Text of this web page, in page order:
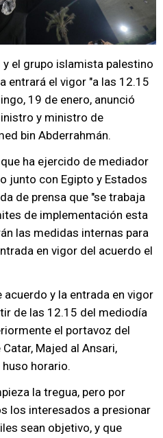
el grupo islamista palestino
entrará el vigor "a las 12.15
19 de enero, anunció
y ministro de
bin Abderrahmán.
ha ejercido de mediador
junto con Egipto y Estados
de prensa que "se trabaja
de implementación esta
las medidas internas para
en vigor del acuerdo el
y la entrada en vigor
de las 12.15 del mediodía
el portavoz del
Majed al Ansari,
horario.
la tregua, pero por
los interesados a presionar
sean objetivo, y que